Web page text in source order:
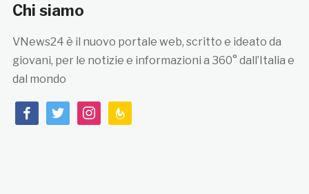
Chi siamo
VNews24 è il nuovo portale web, scritto e ideato da
giovani, per le notizie e informazioni a 360° dall’Italia e
dal mondo
facebooktwitterinstagramfeedburner